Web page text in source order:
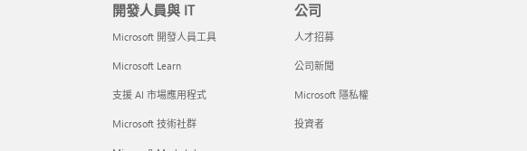
開發人員與 IT
Microsoft 開發人員工具
Microsoft Learn
支援 AI 市場應用程式
Microsoft 技術社群
公司
人才招募
公司新聞
Microsoft 隱私權
投資者